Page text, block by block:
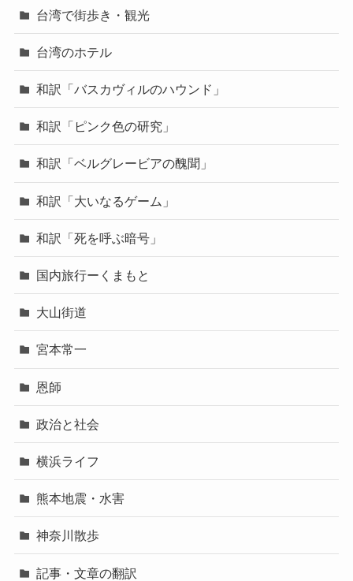
台湾で街歩き・観光
台湾のホテル
和訳「バスカヴィルのハウンド」
和訳「ピンク色の研究」
和訳「ベルグレービアの醜聞」
和訳「大いなるゲーム」
和訳「死を呼ぶ暗号」
国内旅行ーくまもと
大山街道
宮本常一
恩師
政治と社会
横浜ライフ
熊本地震・水害
神奈川散歩
記事・文章の翻訳